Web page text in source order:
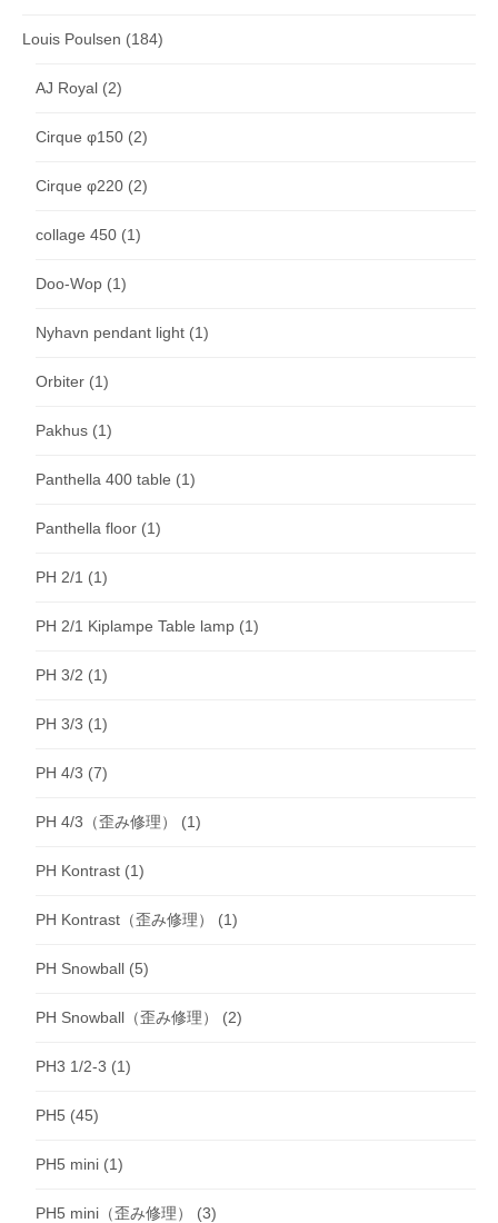
Louis Poulsen (184)
AJ Royal (2)
Cirque φ150 (2)
Cirque φ220 (2)
collage 450 (1)
Doo-Wop (1)
Nyhavn pendant light (1)
Orbiter (1)
Pakhus (1)
Panthella 400 table (1)
Panthella floor (1)
PH 2/1 (1)
PH 2/1 Kiplampe Table lamp (1)
PH 3/2 (1)
PH 3/3 (1)
PH 4/3 (7)
PH 4/3（歪み修理） (1)
PH Kontrast (1)
PH Kontrast（歪み修理） (1)
PH Snowball (5)
PH Snowball（歪み修理） (2)
PH3 1/2-3 (1)
PH5 (45)
PH5 mini (1)
PH5 mini（歪み修理） (3)